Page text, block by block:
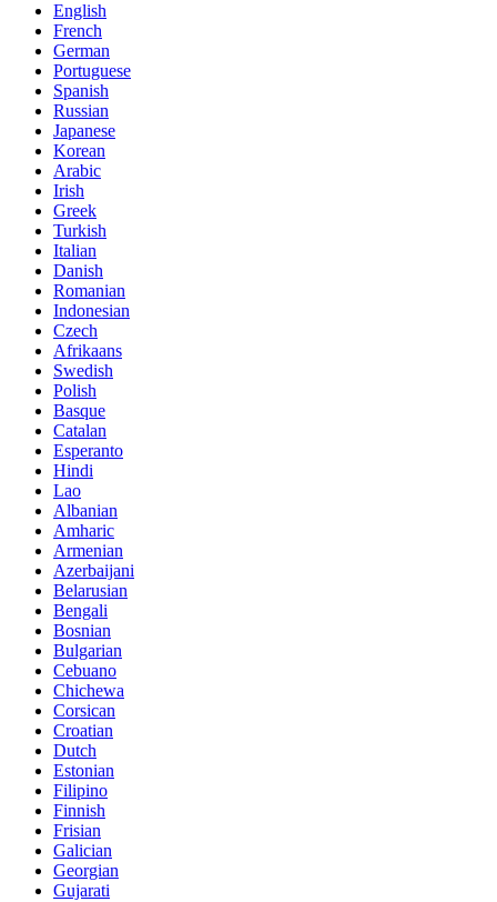
English
French
German
Portuguese
Spanish
Russian
Japanese
Korean
Arabic
Irish
Greek
Turkish
Italian
Danish
Romanian
Indonesian
Czech
Afrikaans
Swedish
Polish
Basque
Catalan
Esperanto
Hindi
Lao
Albanian
Amharic
Armenian
Azerbaijani
Belarusian
Bengali
Bosnian
Bulgarian
Cebuano
Chichewa
Corsican
Croatian
Dutch
Estonian
Filipino
Finnish
Frisian
Galician
Georgian
Gujarati